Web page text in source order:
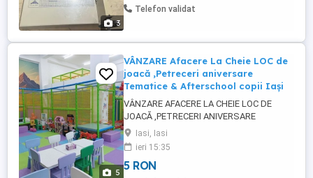
3
Telefon validat
5
VÂNZARE Afacere La Cheie LOC de
joacă ,Petreceri aniversare
Tematice & Afterschool copii Iași
VÂNZARE AFACERE LA CHEIE LOC DE
JOACĂ ,PETRECERI ANIVERSARE
TEMATICE & AFTERSCHOOL COPII IAȘI
Calea Chișinăului 29 (Clădirea Zenity, în
spate la fosta Electra) ,Metalurgie , Iasi Se
vinde afacere complet funcțională,
Iasi, Iasi
ieri 15:35
5 RON